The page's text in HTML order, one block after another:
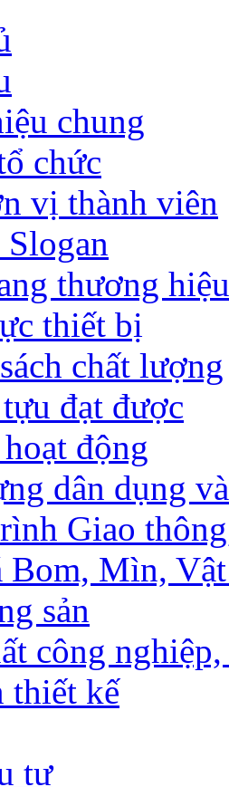
chung
chức
vị thành viên
thương hiệu
thiết bị
chất lượng
đạt được
động
dân dụng
Giao
Bom, Mìn,
sản
công
thiết kế
tư